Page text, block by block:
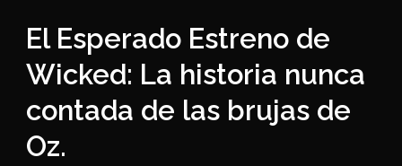
El Esperado Estreno de
Wicked: La historia nunca
contada de las brujas de
Oz.